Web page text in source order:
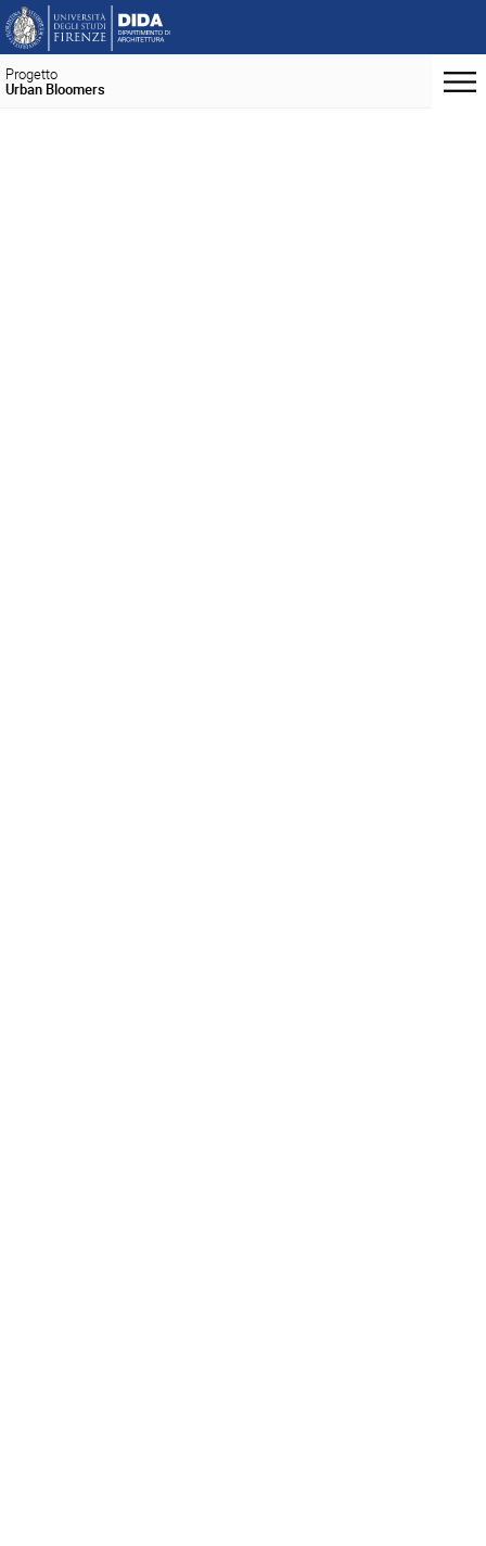
Progetto
Urban Bloomers